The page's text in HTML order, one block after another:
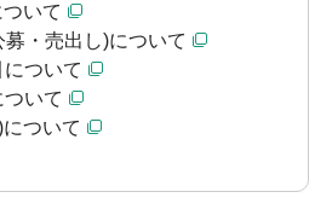
いて
募・売出し)について
ついて
いて
ついて